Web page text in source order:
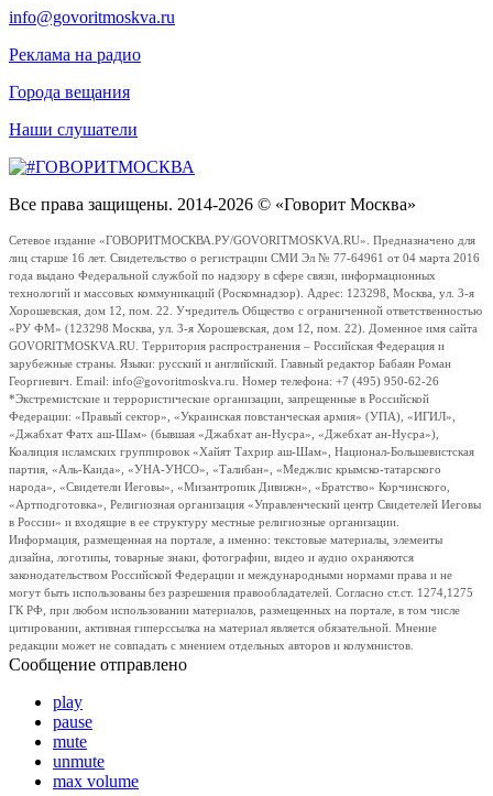
info@govoritmoskva.ru
Реклама на радио
Города вещания
Наши слушатели
Все права защищены. 2014-2026 © «Говорит Москва»
Сетевое издание «ГОВОРИТМОСКВА.РУ/GOVORITMOSKVA.RU». Предназначено для
лиц старше 16 лет. Свидетельство о регистрации СМИ Эл № 77-64961 от 04 марта 2016
года выдано Федеральной службой по надзору в сфере связи, информационных
технологий и массовых коммуникаций (Роскомнадзор). Адрес: 123298, Москва, ул. 3-я
Хорошевская, дом 12, пом. 22. Учредитель Общество с ограниченной ответственностью
«РУ ФМ» (123298 Москва, ул. 3-я Хорошевская, дом 12, пом. 22). Доменное имя сайта
GOVORITMOSKVA.RU. Территория распространения – Российская Федерация и
зарубежные страны. Языки: русский и английский. Главный редактор Бабаян Роман
Георгиевич. Email: info@govoritmoskva.ru. Номер телефона: +7 (495) 950-62-26
*Экстремистские и террористические организации, запрещенные в Российской
Федерации: «Правый сектор», «Украинская повстанческая армия» (УПА), «ИГИЛ»,
«Джабхат Фатх аш-Шам» (бывшая «Джабхат ан-Нусра», «Джебхат ан-Нусра»),
Коалиция исламских группировок «Хайят Тахрир аш-Шам», Национал-Большевистская
партия, «Аль-Каида», «УНА-УНСО», «Талибан», «Меджлис крымско-татарского
народа», «Свидетели Иеговы», «Мизантропик Дивижн», «Братство» Корчинского,
«Артподготовка», Религиозная организация «Управленческий центр Свидетелей Иеговы
в России» и входящие в ее структуру местные религиозные организации.
Информация, размещенная на портале, а именно: текстовые материалы, элементы
дизайна, логотипы, товарные знаки, фотографии, видео и аудио охраняются
законодательством Российской Федерации и международными нормами права и не
могут быть использованы без разрешения правообладателей. Согласно ст.ст. 1274,1275
ГК РФ, при любом использовании материалов, размещенных на портале, в том числе
цитировании, активная гиперссылка на материал является обязательной. Мнение
редакции может не совпадать с мнением отдельных авторов и колумнистов.
Сообщение отправлено
play
pause
mute
unmute
max volume